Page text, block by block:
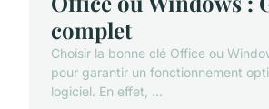
complet
Choisir la bonne clé Office ou
pour garantir un fonctionnement
logiciel. En effet, ...